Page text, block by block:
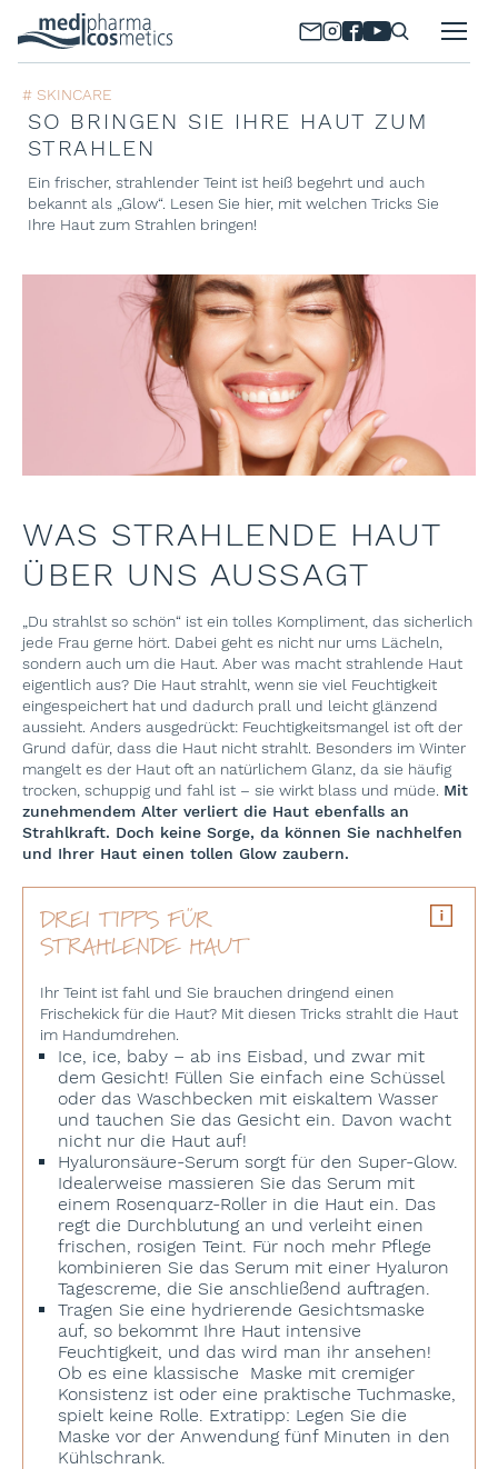
# SKINCARE
SO BRINGEN SIE IHRE HAUT ZUM
STRAHLEN
Ein frischer, strahlender Teint ist heiß begehrt und auch
bekannt als „Glow“. Lesen Sie hier, mit welchen Tricks Sie
Ihre Haut zum Strahlen bringen!
WAS STRAHLENDE HAUT
ÜBER UNS AUSSAGT
„Du strahlst so schön“ ist ein tolles Kompliment, das sicherlich
jede Frau gerne hört. Dabei geht es nicht nur ums Lächeln,
sondern auch um die Haut. Aber was macht strahlende Haut
eigentlich aus? Die Haut strahlt, wenn sie viel Feuchtigkeit
eingespeichert hat und dadurch prall und leicht glänzend
aussieht. Anders ausgedrückt: Feuchtigkeitsmangel ist oft der
Grund dafür, dass die Haut nicht strahlt. Besonders im Winter
mangelt es der Haut oft an natürlichem Glanz, da sie häufig
trocken, schuppig und fahl ist – sie wirkt blass und müde. Mit
zunehmendem Alter verliert die Haut ebenfalls an
Strahlkraft. Doch keine Sorge, da können Sie nachhelfen
und Ihrer Haut einen tollen Glow zaubern.
DREI TIPPS FÜR
STRAHLENDE HAUT
Ihr Teint ist fahl und Sie brauchen dringend einen
Frischekick für die Haut? Mit diesen Tricks strahlt die Haut
im Handumdrehen.
Ice, ice, baby – ab ins Eisbad, und zwar mit
dem Gesicht! Füllen Sie einfach eine Schüssel
oder das Waschbecken mit eiskaltem Wasser
und tauchen Sie das Gesicht ein. Davon wacht
nicht nur die Haut auf!
Hyaluronsäure-Serum sorgt für den Super-Glow.
Idealerweise massieren Sie das Serum mit
einem Rosenquarz-Roller in die Haut ein. Das
regt die Durchblutung an und verleiht einen
frischen, rosigen Teint. Für noch mehr Pflege
kombinieren Sie das Serum mit einer Hyaluron
Tagescreme, die Sie anschließend auftragen.
Tragen Sie eine hydrierende Gesichtsmaske
auf, so bekommt Ihre Haut intensive
Feuchtigkeit, und das wird man ihr ansehen!
Ob es eine klassische Maske mit cremiger
Konsistenz ist oder eine praktische Tuchmaske,
spielt keine Rolle. Extratipp: Legen Sie die
Maske vor der Anwendung fünf Minuten in den
Kühlschrank.